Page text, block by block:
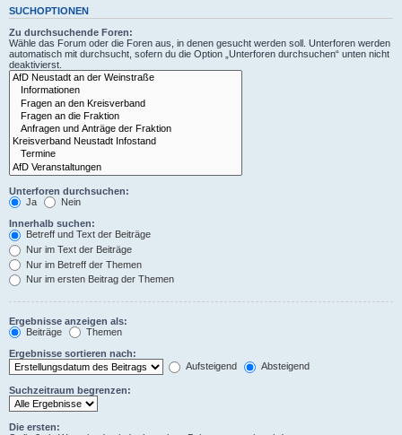
SUCHOPTIONEN
Zu durchsuchende Foren:
Wähle das Forum oder die Foren aus, in denen gesucht werden soll. Unterforen werden
automatisch mit durchsucht, sofern du die Option „Unterforen durchsuchen“ unten nicht
deaktivierst.
Unterforen durchsuchen:
Ja
Nein
Innerhalb suchen:
Betreff und Text der Beiträge
Nur im Text der Beiträge
Nur im Betreff der Themen
Nur im ersten Beitrag der Themen
Ergebnisse anzeigen als:
Beiträge
Themen
Ergebnisse sortieren nach:
Aufsteigend
Absteigend
Suchzeitraum begrenzen:
Die ersten: